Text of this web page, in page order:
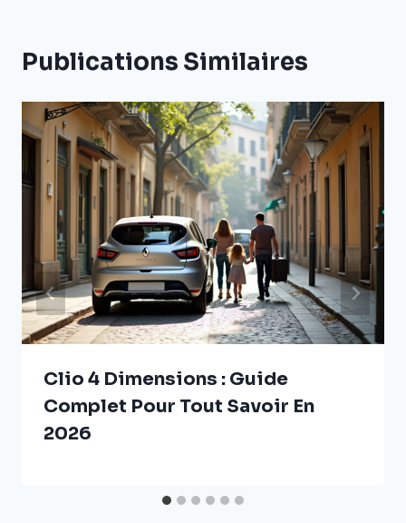
Publications Similaires
Clio 4 Dimensions : Guide
Complet Pour Tout Savoir En
2026